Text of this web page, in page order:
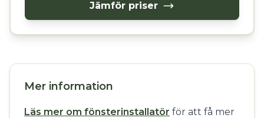
Jämför priser
Mer information
Läs mer om fönsterinstallatör för att få mer